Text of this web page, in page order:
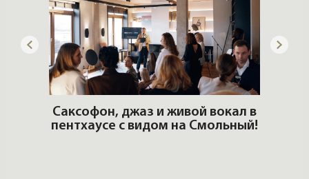
Саксофон, джаз и живой вокал в
пентхаусе с видом на Смольный!